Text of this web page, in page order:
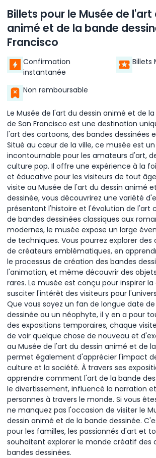
Billets pour le Musée de l'art
animé et de la bande
Francisco
Confirmation
instantanée
Billets
Non remboursable
Le Musée de l'art du dessin animé et de
de San Francisco est une destination
l'art des cartoons, des bandes dessinées
Situé au cœur de la ville, ce musée est un
incontournable pour les amateurs d'art,
culture pop. Il offre une expérience à la
et éducative pour les visiteurs de tout
visite au Musée de l'art du dessin animé
dessinée, vous découvrirez une variété
présentant l'histoire et l'évolution de l'art
de bandes dessinées classiques aux
modernes, le musée expose un large
de techniques. Vous pourrez explorer
de créateurs emblématiques, en
le processus de création des bandes
l'animation, et même découvrir des
rares. Le musée est conçu pour inspirer
susciter l'intérêt des visiteurs pour
Que vous soyez un fan de longue date
dessinée ou un néophyte, il y en a pour
des expositions temporaires, chaque
de voir quelque chose de nouveau et
au Musée de l'art du dessin animé et de
permet également d'apprécier l'impact
culture et la société. À travers ses
apprendre comment l'art de la bande
le divertissement, influencé la narration
personnes à travers le monde. Si vous
ne manquez pas l'occasion de visiter le
dessin animé et de la bande dessinée.
pour les familles, les passionnés d'art et
souhaitent explorer le monde créatif des
bandes dessinées.